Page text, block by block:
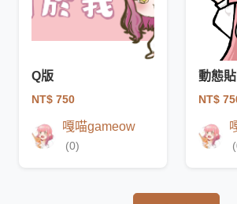
Q版
NT$ 750
嘎喵gameow
(0)
動態
NT$